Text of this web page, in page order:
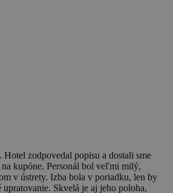
zodpovedal popisu a dostali sme
kupóne. Personál bol veľmi milý,
v ústrety. Izba bola v poriadku, len by
Skvelá je aj jeho poloha,